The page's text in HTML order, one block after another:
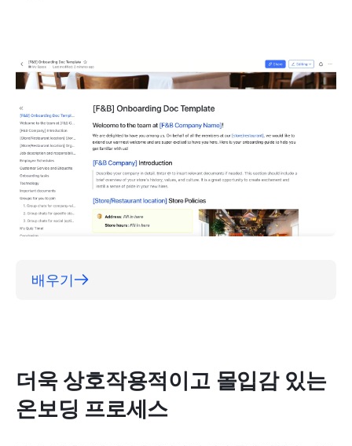
배우기
더욱 상호작용적이고 몰입감 있는
온보딩 프로세스